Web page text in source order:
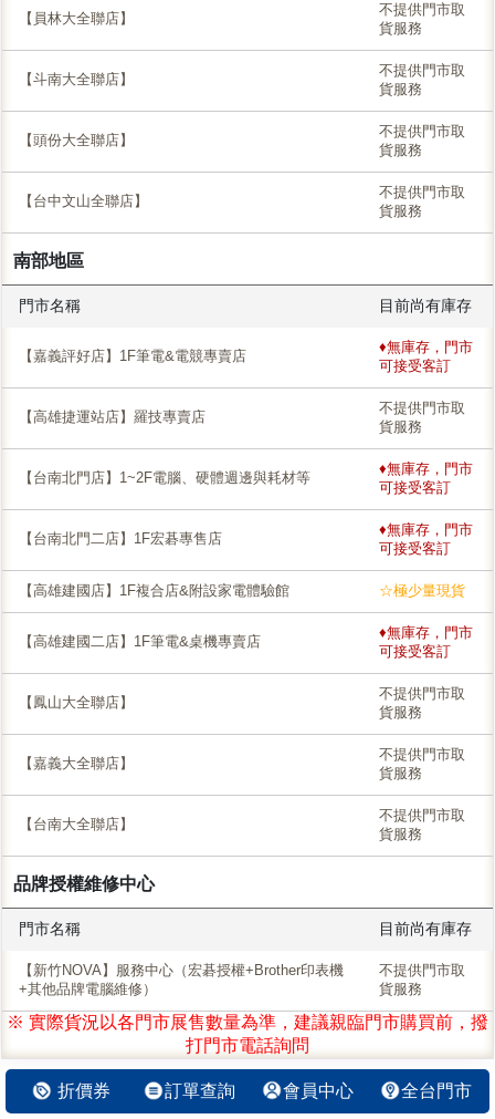
【員林大全聯店】
不提供門市取
貨服務
【斗南大全聯店】
不提供門市取
貨服務
【頭份大全聯店】
不提供門市取
貨服務
【台中文山全聯店】
不提供門市取
貨服務
南部地區
門市名稱 目前尚有庫存
【嘉義評好店】1F筆電&電競專賣店
♦無庫存，門市
可接受客訂
【高雄捷運站店】羅技專賣店
不提供門市取
貨服務
【台南北門店】1~2F電腦、硬體週邊與耗材等
♦無庫存，門市
可接受客訂
【台南北門二店】1F宏碁專售店
♦無庫存，門市
可接受客訂
【高雄建國店】1F複合店&附設家電體驗館 ☆極少量現貨
【高雄建國二店】1F筆電&桌機專賣店
♦無庫存，門市
可接受客訂
【鳳山大全聯店】
不提供門市取
貨服務
【嘉義大全聯店】
不提供門市取
貨服務
【台南大全聯店】
不提供門市取
貨服務
品牌授權維修中心
門市名稱 目前尚有庫存
【新竹NOVA】服務中心（宏碁授權+Brother印表機
+其他品牌電腦維修）
不提供門市取
貨服務
※ 實際貨況以各門市展售數量為準，建議親臨門市購買前，撥
打門市電話詢問
折價券 訂單查詢 會員中心 全台門市